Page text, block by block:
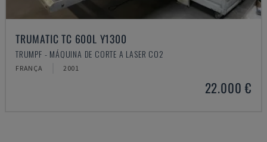
TRUMATIC TC 600L Y1300
TRUMPF - MÁQUINA DE CORTE A LASER CO2
FRANÇA 2001
22.000 €